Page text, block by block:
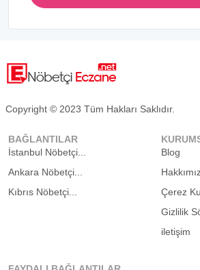
Copyright © 2023 Tüm Hakları Saklıdır.
BAĞLANTILAR
İstanbul Nöbetçi...
Ankara Nöbetçi...
Kıbrıs Nöbetçi...
Blog
Çerez
Gizlilik
iletişim